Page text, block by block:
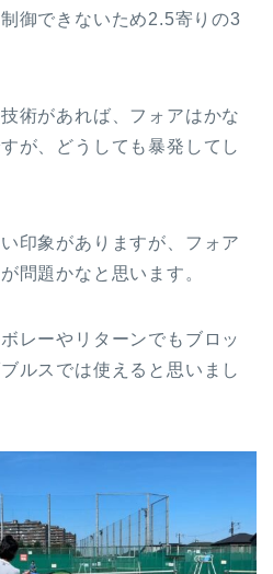
御できないため2.5寄りの3
術があれば、フォアはかな
が、どうしても暴発してし
印象がありますが、フォア
問題かなと思います。
レーやリターンでもブロッ
ルスでは使えると思いまし